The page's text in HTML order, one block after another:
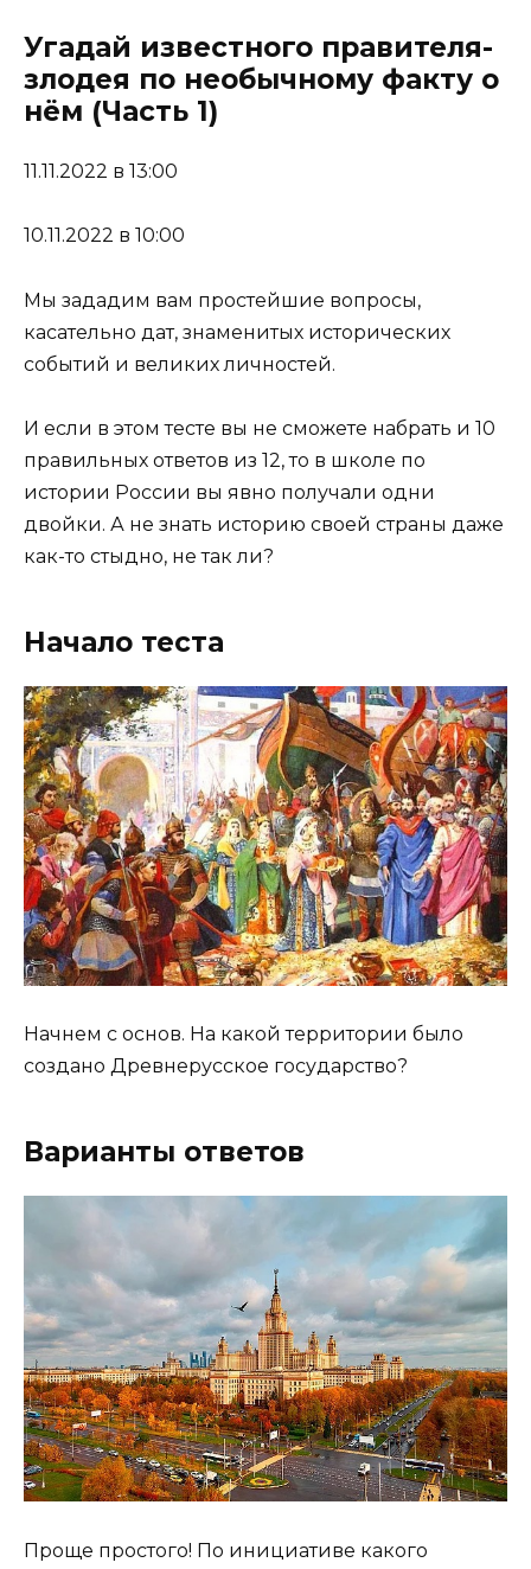
Угадай известного правителя-
злодея по необычному факту о
нём (Часть 1)
11.11.2022 в 13:00
10.11.2022 в 10:00
Мы зададим вам простейшие вопросы,
касательно дат, знаменитых исторических
событий и великих личностей.
И если в этом тесте вы не сможете набрать и 10
правильных ответов из 12, то в школе по
истории России вы явно получали одни
двойки. А не знать историю своей страны даже
как-то стыдно, не так ли?
Начало теста
Начнем с основ. На какой территории было
создано Древнерусское государство?
Варианты ответов
Проще простого! По инициативе какого